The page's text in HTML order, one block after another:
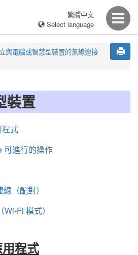
繁體中文
Select language
與電腦或智慧型裝置的無線連接
裝置
程式
可進行的操作
（配對）
Fi 模式）
程式